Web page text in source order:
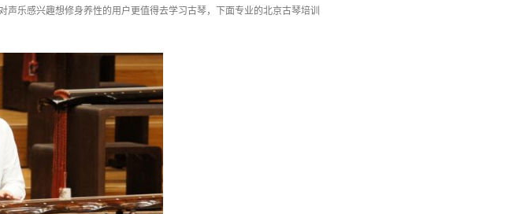
乐感兴趣想修身养性的用户更值得去学习古琴，下面专业的北京古琴培训